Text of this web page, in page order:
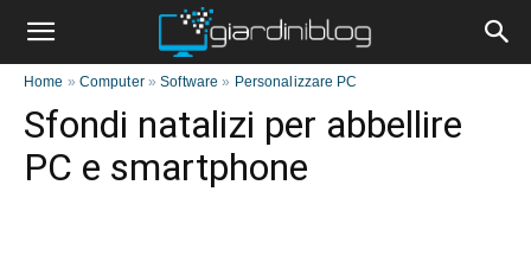
Home » Computer»Software » Personalizzare PC
Sfondi natalizi per abbellire
PC e smartphone